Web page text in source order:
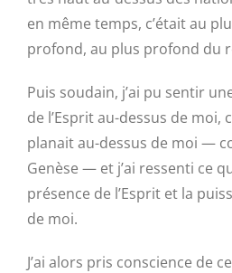
en même temps, c’était au
profond, au plus profond du
Puis soudain, j’ai pu sentir
de l’Esprit au-dessus de moi,
planait au-dessus de moi —
Genèse — et j’ai ressenti ce
présence de l’Esprit et la
de moi.
J’ai alors pris conscience de